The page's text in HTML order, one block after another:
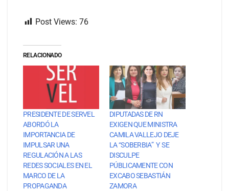
Post Views: 76
RELACIONADO
PRESIDENTE DE SERVEL
ABORDÓ LA
IMPORTANCIA DE
IMPULSAR UNA
REGULACIÓN A LAS
REDES SOCIALES EN EL
MARCO DE LA
PROPAGANDA
DIPUTADAS DE RN
EXIGEN QUE MINISTRA
CAMILA VALLEJO DEJE
LA “SOBERBIA” Y SE
DISCULPE
PÚBLICAMENTE CON
EXCABO SEBASTIÁN
ZAMORA